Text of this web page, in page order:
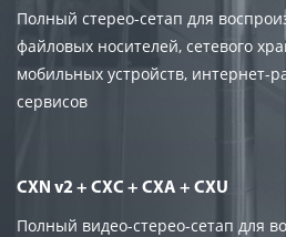
Полный стерео-сетап для
файловых носителей, сетевого
мобильных устройств, интернет-
сервисов
CXN v2 + CXС + CXA + CXU
Полный видео-стерео-сетап для